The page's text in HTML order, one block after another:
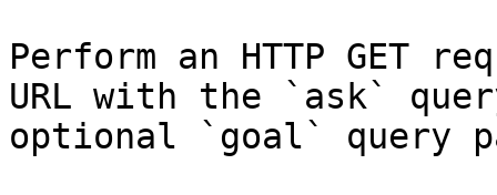
Perform an HTTP GET
URL with the `ask`
optional `goal` query